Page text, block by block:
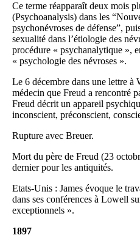
Ce terme réapparaît deux mois
(Psychoanalysis) dans les
psychonévroses de défense”,
sexualité dans l’étiologie des
procédure « psychanalytique »,
« psychologie des névroses ».
Le 6 décembre dans une lettre
médecin que Freud a rencontré
Freud décrit un appareil
inconscient, préconscient,
Rupture avec Breuer.
Mort du père de Freud (23
dernier pour les antiquités.
Etats-Unis : James évoque le
dans ses conférences à Lowell
exceptionnels ».
1897